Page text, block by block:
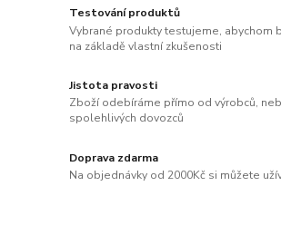
Testování produktů
Vybrané produkty testujeme, abychom
na základě vlastní zkušenosti
Jistota pravosti
Zboží odebíráme přímo od výrobců,
spolehlivých dovozců
Doprava zdarma
Na objednávky od 2000Kč si můžete